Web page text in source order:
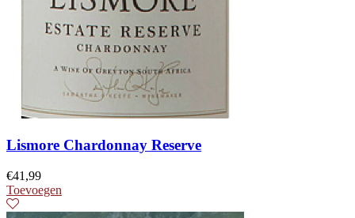
Lismore Chardonnay Reserve
€41,99
Toevoegen